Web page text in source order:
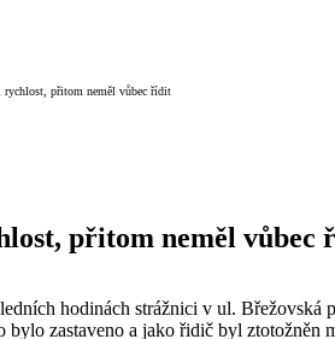
rychlost, přitom neměl vůbec řídit
přitom neměl vůbec
hodinách strážnici v ul.
bylo zastaveno a jako řidič byl ztotožněn